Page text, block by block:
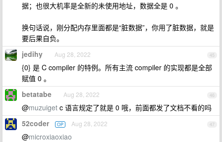
据；也很大机率是全新的未使用地址，数据全是 0 。
换句话说，刚分配内存里面都是“脏数据”，你用了脏数据，就是
要后果自负。
45
jedihy Aug 28, 2022
{0} 是 C compiler 的特例。所有主流 compiler 的实现都是全部
赋值 0 。
46
betatabe Aug 28, 2022
@muzuiget c 语言规定了就是 0 哦，前面都发了文档不看的吗
47
52coder OP Aug 28, 2022
@microxiaoxiao